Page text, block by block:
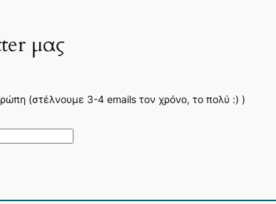
μας
(στέλνουμε 3-4 emails τον χρόνο, το πολύ :) )